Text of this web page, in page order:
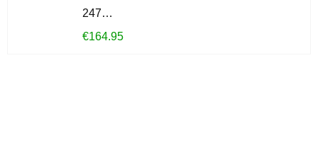
247…
€164.95